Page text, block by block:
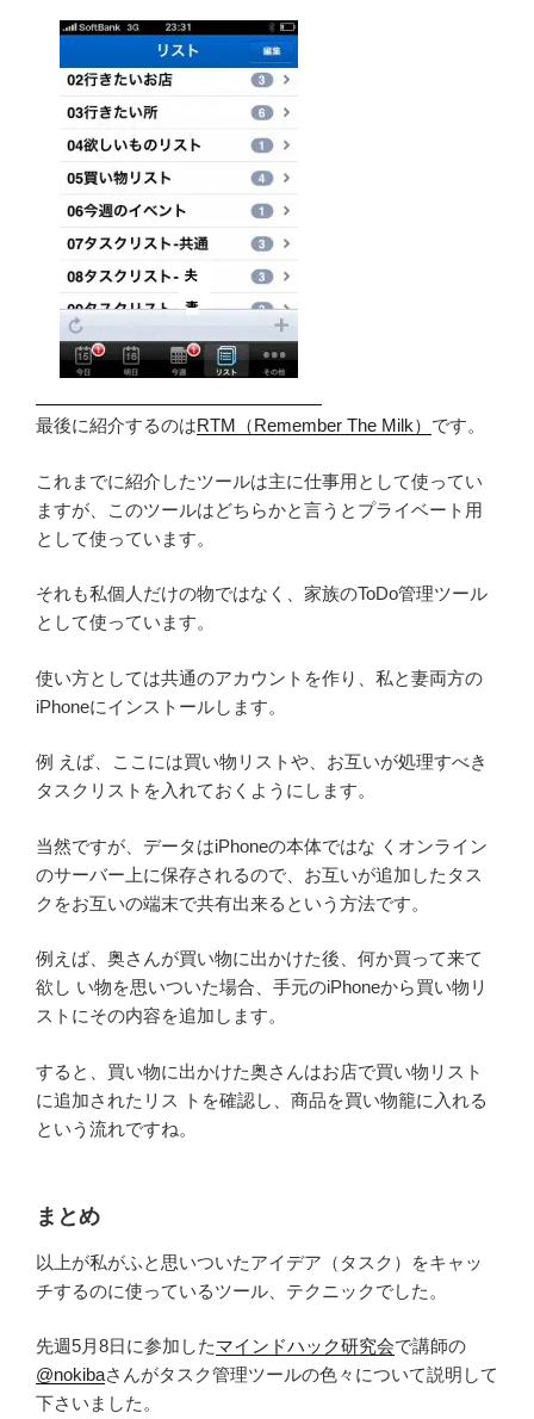
最後に紹介するのはRTM（Remember The Milk） です。
これまでに紹介したツールは主に仕事用として使ってい
ますが、このツールはどちらかと言うとプライベート用
として使っています。
それも私個人だけの物ではなく、家族のToDo管理ツール
として使っています。
使い方としては共通のアカウントを作り、私と妻両方の
iPhoneにインストールします。
例 えば、ここには買い物リストや、お互いが処理すべき
タスクリストを入れておくようにします。
当然ですが、データはiPhoneの本体ではな くオンライン
のサーバー上に保存されるので、お互いが追加したタス
クをお互いの端末で共有出来るという方法です。
例えば、奥さんが買い物に出かけた後、何か買って来て
欲し い物を思いついた場合、手元のiPhoneから買い物リ
ストにその内容を追加します。
すると、買い物に出かけた奥さんはお店で買い物リスト
に追加されたリス トを確認し、商品を買い物籠に入れる
という流れですね。
まとめ
以上が私がふと思いついたアイデア（タスク）をキャッ
チするのに使っているツール、テクニックでした。
先週5月8日に参加したマインドハック研究会で講師の
@nokibaさんがタスク管理ツールの色々について説明して
下さいました。